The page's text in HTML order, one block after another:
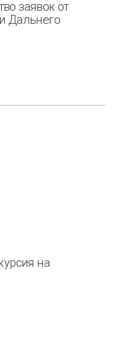
заявок от
Дальнего
на